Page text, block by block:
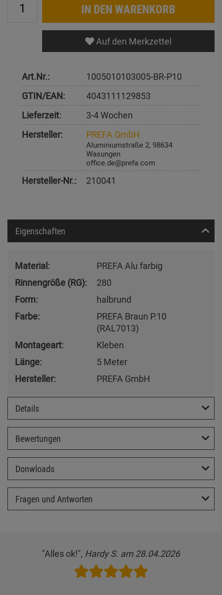
IN DEN WARENKORB
Auf den Merkzettel
Art.Nr.:
1005010103005-BR-P10
GTIN/EAN:
4043111129853
Lieferzeit:
3-4 Wochen
Hersteller:
PREFA GmbH
Aluminiumstraße 2, 98634
Wasungen
office.de@prefa.com
Hersteller-Nr.: 210041
Eigenschaften
Material:
PREFA Alu farbig
Rinnengröße (RG):
280
Form:
halbrund
Farbe:
PREFA Braun P.10
(RAL7013)
Montageart:
Kleben
Länge:
5 Meter
Hersteller:
PREFA GmbH
Details
Bewertungen
Donwloads
Fragen und Antworten
"Alles ok!", Hardy S. am 28.04.2026